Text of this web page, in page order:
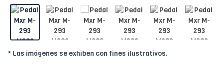
* Las imágenes se exhiben con fines ilustrativos.